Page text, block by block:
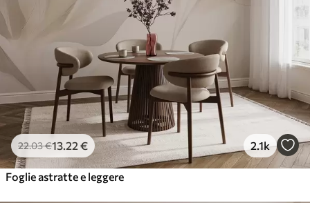
22.03€13 .22 € 2.1k
Foglie astratte e leggere